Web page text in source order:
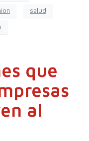
salud
que
al